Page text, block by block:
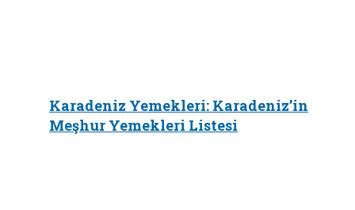
Karadeniz Yemekleri: Karadeniz’in
Meşhur Yemekleri Listesi